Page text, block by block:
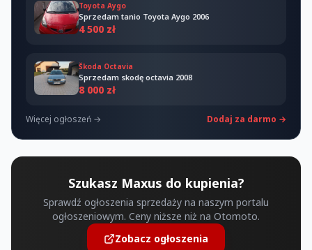
Toyota Aygo
Sprzedam tanio Toyota Aygo 2006
4 500 zł
Škoda Octavia
Sprzedam skodę octavia 2008
8 000 zł
Więcej ogłoszeń → Dodaj za darmo →
Szukasz Maxus do kupienia?
Sprawdź ogłoszenia sprzedaży na naszym portalu
ogłoszeniowym. Ceny niższe niż na Otomoto.
Zobacz ogłoszenia